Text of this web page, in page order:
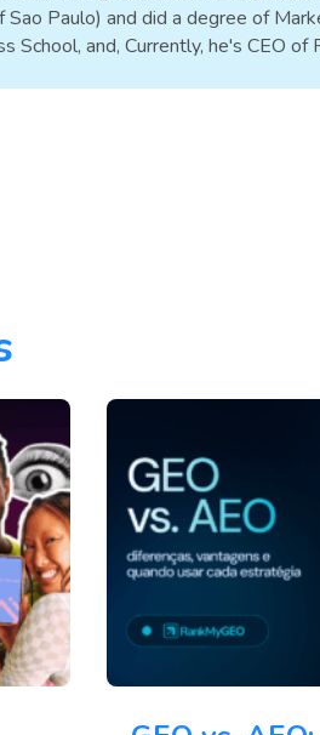
Paulo) and did a degree of
School, and, Currently, he's CEO of